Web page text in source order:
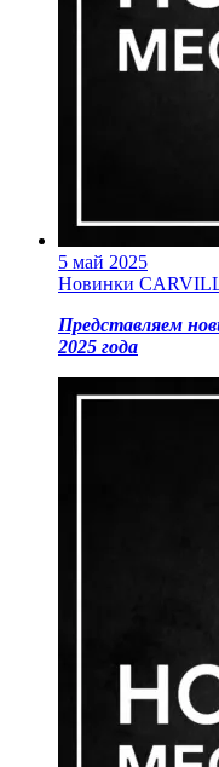
5 май 2025
Новинки
Представляем
2025 года